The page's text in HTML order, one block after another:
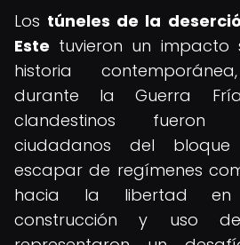
Los túneles de la
Este tuvieron un impacto
historia
durante la Guerra
clandestinos fueron
ciudadanos del
escapar de regímenes
hacia la libertad en
construcción y uso